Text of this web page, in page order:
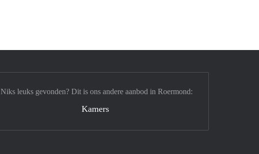
Niks leuks gevonden? Dit is ons andere aanbod in Roermond:
Kamers